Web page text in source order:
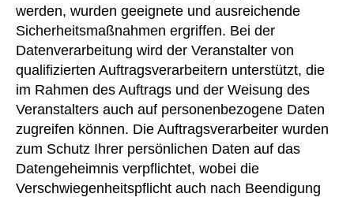
werden, wurden geeignete und ausreichende
Sicherheitsmaßnahmen ergriffen. Bei der
Datenverarbeitung wird der Veranstalter von
qualifizierten Auftragsverarbeitern unterstützt, die
im Rahmen des Auftrags und der Weisung des
Veranstalters auch auf personenbezogene Daten
zugreifen können. Die Auftragsverarbeiter wurden
zum Schutz Ihrer persönlichen Daten auf das
Datengeheimnis verpflichtet, wobei die
Verschwiegenheitspflicht auch nach Beendigung